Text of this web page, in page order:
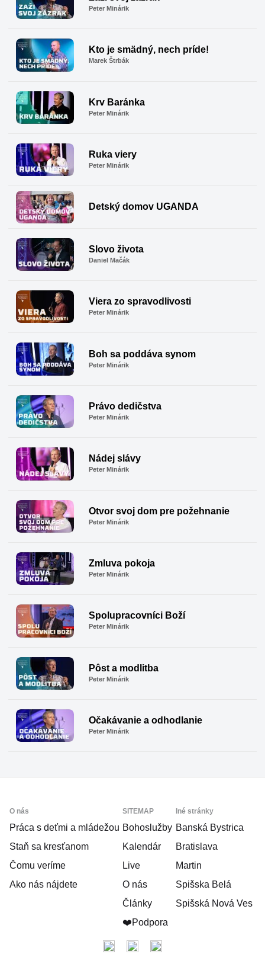
Peter Minárik
Kto je smädný, nech príde!
Marek Štrbák
Krv Baránka
Peter Minárik
Ruka viery
Peter Minárik
Detský domov UGANDA
Slovo života
Daniel Mačák
Viera zo spravodlivosti
Peter Minárik
Boh sa poddáva synom
Peter Minárik
Právo dedičstva
Peter Minárik
Nádej slávy
Peter Minárik
Otvor svoj dom pre požehnanie
Peter Minárik
Zmluva pokoja
Peter Minárik
Spolupracovníci Boží
Peter Minárik
Pôst a modlitba
Peter Minárik
Očakávanie a odhodlanie
Peter Minárik
O nás
Práca s deťmi a mládežou
Staň sa kresťanom
Čomu veríme
Ako nás nájdete
SITEMAP
Bohoslužby
Kalendár
Live
O nás
Články
❤️Podpora
Iné stránky
Banská Bystrica
Bratislava
Martin
Spišska Belá
Spišská Nová Ves